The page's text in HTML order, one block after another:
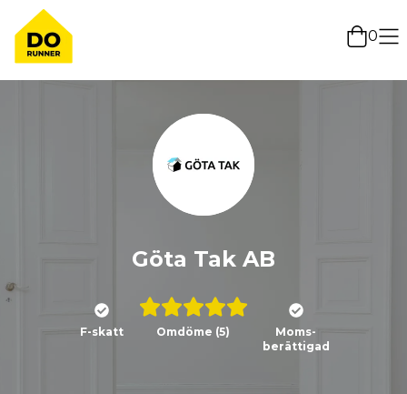
0
Göta Tak AB
F-skatt Omdöme (5)
Moms-
berättigad